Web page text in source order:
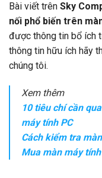
Bài viết trên Sky
nối phổ biến trên
được thông tin bổ ích
thông tin hữu ích hãy
chúng tôi.
Xem thêm
10 tiêu chí cần
máy tính PC
Cách kiểm tra
Mua màn máy